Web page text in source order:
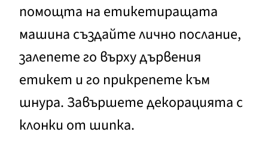
помощта на етикетиращата
машина създайте лично послание,
залепете го върху дървения
етикет и го прикрепете към
шнура. Завършете декорацията с
клонки от шипка.